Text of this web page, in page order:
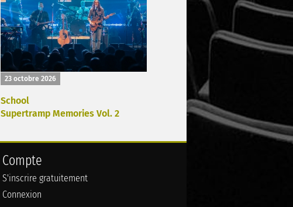
23 octobre 2026
School
Supertramp Memories Vol. 2
Compte
S'inscrire gratuitement
Connexion